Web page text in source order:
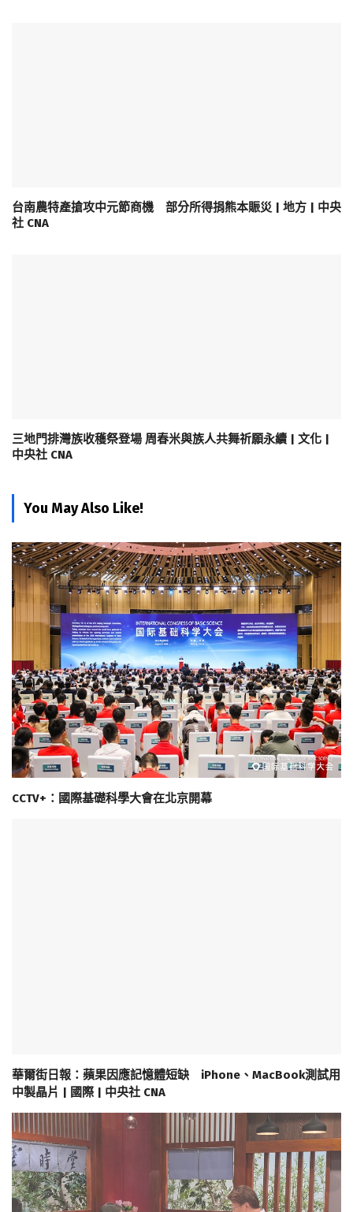
台南農特產搶攻中元節商機 部分所得捐熊本賑災 | 地方 | 中央
社 CNA
三地門排灣族收穫祭登場 周春米與族人共舞祈願永續 | 文化 |
中央社 CNA
You May Also Like!
CCTV+：國際基礎科學大會在北京開幕
華爾街日報：蘋果因應記憶體短缺 iPhone、MacBook測試用
中製晶片 | 國際 | 中央社 CNA